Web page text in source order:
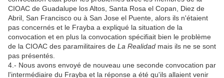
CIOAC de Guadalupe los Altos, Santa Rosa el Copan, Diez de
Abril, San Francisco ou à San Jose el Puente, alors ils n'étaient
pas concernés et le Frayba a expliqué la situation de la
convocation et en plus la convocation spécifiait bien le problème
de la CIOAC des paramilitaires de La Realidad mais ils ne se sont
pas présentés.
4.- Nous avons envoyé de nouveau une seconde convocation par
l'intermédiaire du Frayba et la réponse a été qu'ils allaient venir